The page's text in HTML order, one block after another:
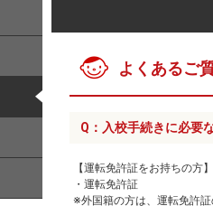
よくあるご
Q：入校手続きに必要
【運転免許証をお持ちの方】
・運転免許証
※外国籍の方は、運転免許